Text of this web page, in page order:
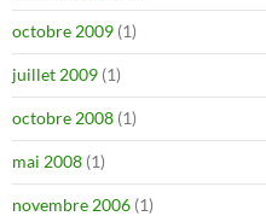
octobre 2009 (1)
juillet 2009 (1)
octobre 2008 (1)
mai 2008 (1)
novembre 2006 (1)